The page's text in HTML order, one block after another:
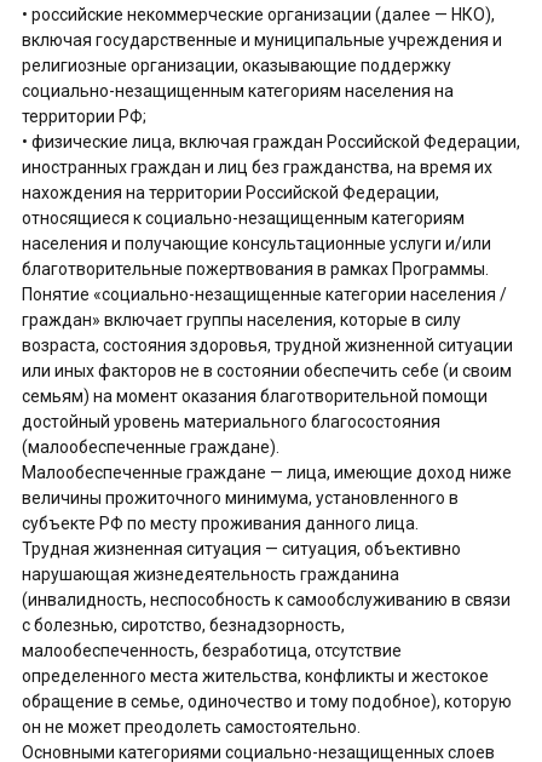
• российские некоммерческие организации (далее — НКО),
включая государственные и муниципальные учреждения и
религиозные организации, оказывающие поддержку
социально-незащищенным категориям населения на
территории РФ;
• физические лица, включая граждан Российской Федерации,
иностранных граждан и лиц без гражданства, на время их
нахождения на территории Российской Федерации,
относящиеся к социально-незащищенным категориям
населения и получающие консультационные услуги и/или
благотворительные пожертвования в рамках Программы.
Понятие «социально-незащищенные категории населения /
граждан» включает группы населения, которые в силу
возраста, состояния здоровья, трудной жизненной ситуации
или иных факторов не в состоянии обеспечить себе (и своим
семьям) на момент оказания благотворительной помощи
достойный уровень материального благосостояния
(малообеспеченные граждане).
Малообеспеченные граждане — лица, имеющие доход ниже
величины прожиточного минимума, установленного в
субъекте РФ по месту проживания данного лица.
Трудная жизненная ситуация — ситуация, объективно
нарушающая жизнедеятельность гражданина
(инвалидность, неспособность к самообслуживанию в связи
с болезнью, сиротство, безнадзорность,
малообеспеченность, безработица, отсутствие
определенного места жительства, конфликты и жестокое
обращение в семье, одиночество и тому подобное), которую
он не может преодолеть самостоятельно.
Основными категориями социально-незащищенных слоев